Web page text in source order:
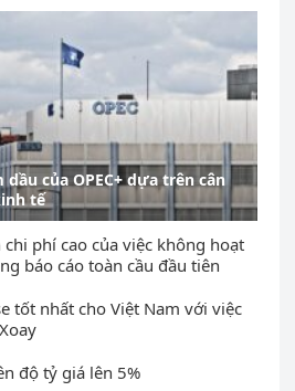
của OPEC+ dựa trên cân
tế
phí cao của việc không hoạt
báo cáo toàn cầu đầu tiên
tốt nhất cho Việt Nam với việc
độ tỷ giá lên 5%